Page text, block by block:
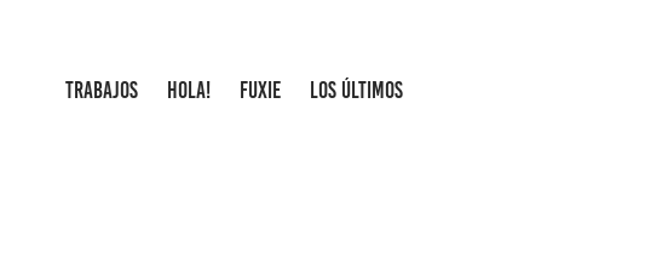
TRABAJOS HOLA! FUXIE LOS ÚLTIMOS